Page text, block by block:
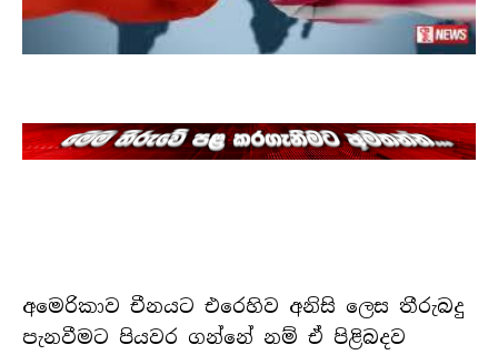
අමෙරිකාව චීනයට එරෙහිව අනිසි ලෙස තීරුබදු
පැනවීමට පියවර ගන්නේ නම් ඒ පිළිබදව